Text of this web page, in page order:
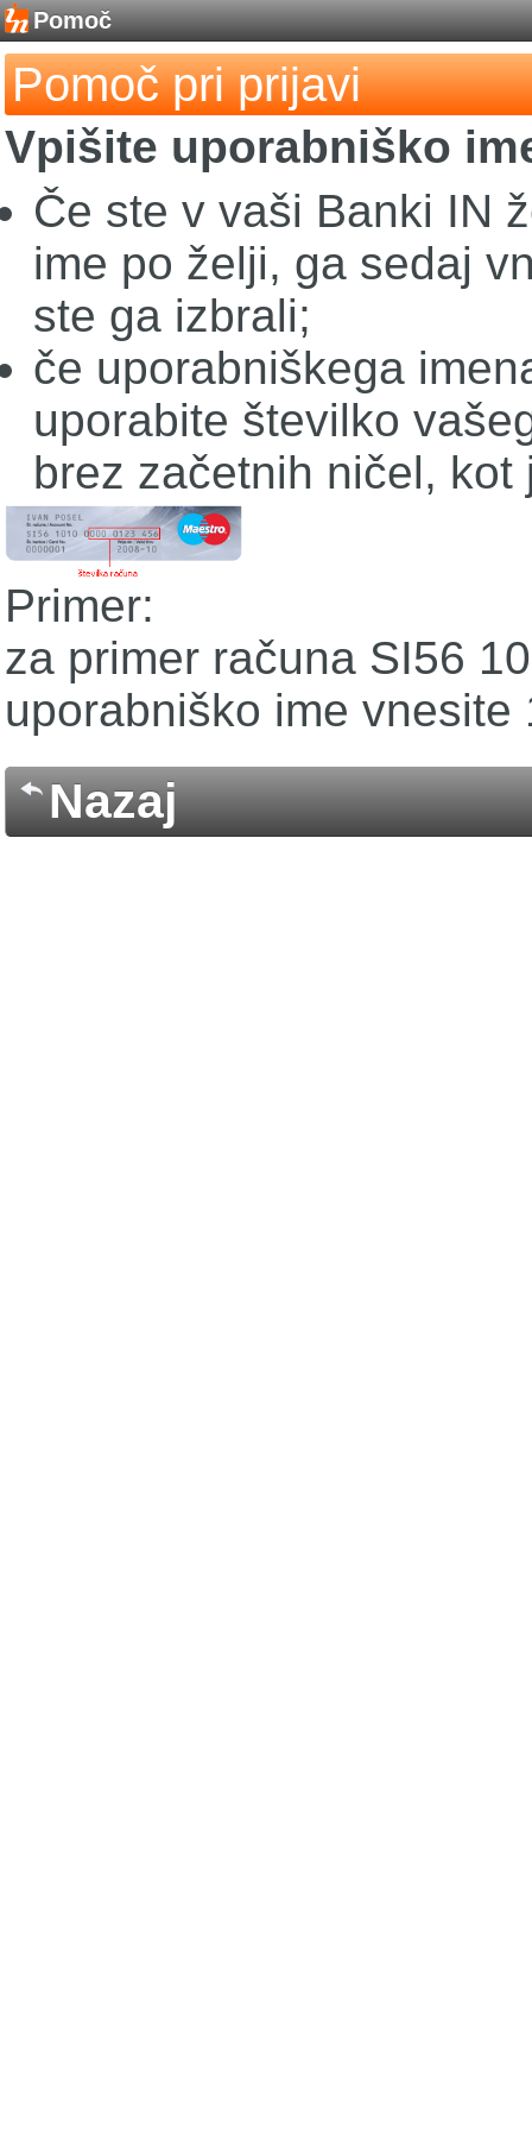
Pomoč
Pomoč pri prijavi
Vpišite uporabniško
Če ste v vaši Banki IN
ime po želji, ga sedaj
ste ga izbrali;
če uporabniškega
uporabite številko
brez začetnih ničel,
Primer:
za primer računa SI56
uporabniško ime vnesite
Nazaj